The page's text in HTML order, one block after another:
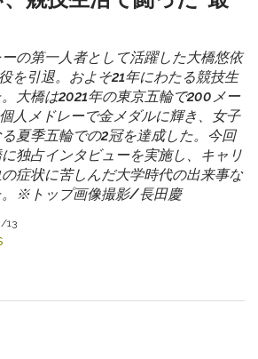
の第一人者として活躍した大橋悠依
を引退。およそ21年にわたる競技生
大橋は2021年の東京五輪で200メー
人メドレーで金メダルに輝き、女子
夏季五輪での2冠を達成した。今回
独占インタビューを実施し、キャリ
症状に苦しんだ大学時代の出来事な
。※トップ画像撮影/長田慶
13